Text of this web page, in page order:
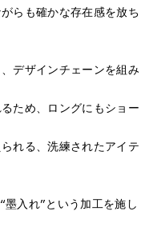
らも確かな存在感を放ち
デザインチェーンを組み
ため、ロングにもショー
れる、洗練されたアイテ
入れ”という加工を施し